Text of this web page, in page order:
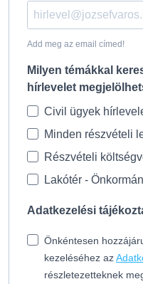
Add meg az email címed!
Milyen témákkal
hírlevelet
Civil ügyek
Minden részvételi
Részvételi
Lakótér -
Adatkezelési
Önkéntesen
kezeléséhez az
részletezetteknek